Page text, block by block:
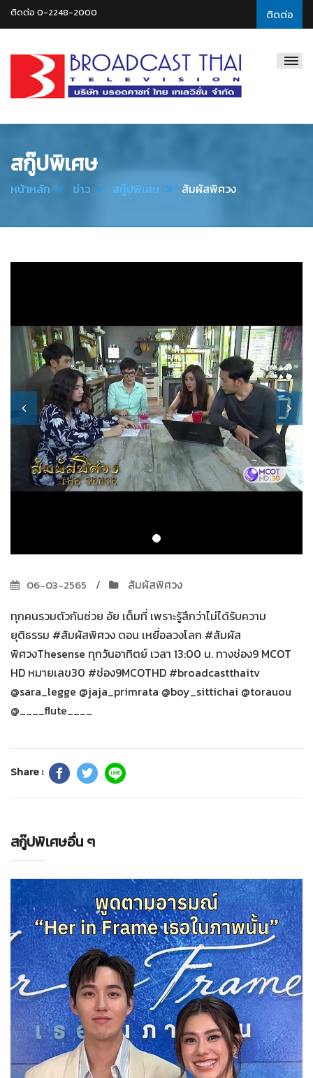
ติดต่อ
ติดต่อ 0-2248-2000
Thai
สกู๊ปพิเศษ
หน้าหลัก ข่าว สกู๊ปพิเศษ สัมผัสพิศวง
06-03-2565
สัมผัสพิศวง
ทุกคนรวมตัวกันช่วย อัย เต็มที่ เพราะรู้สึกว่าไม่ได้รับความ
ยุติธรรม #สัมผัสพิศวง ตอน เหยื่อลวงโลก #สัมผัส
พิศวงThesense ทุกวันอาทิตย์ เวลา 13:00 น. ทางช่อง9 MCOT
HD หมายเลข30 #ช่อง9MCOTHD #broadcastthaitv
@sara_legge @jaja_primrata @boy_sittichai @torauou
@____flute____
Share :
สกู๊ปพิเศษอื่น ๆ